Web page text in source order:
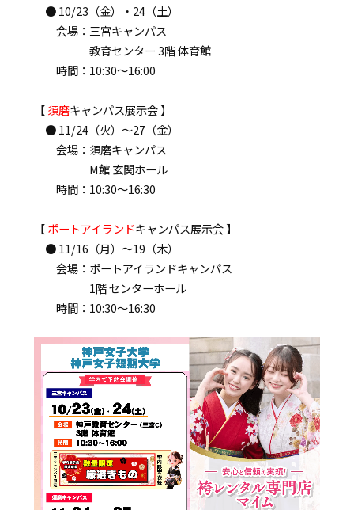
● 10/23（金）・24（土）
会場：三宮キャンパス
教育センター 3階 体育館
時間：10:30～16:00
【須磨キャンパス展示会 】
● 11/24（火）～27（金）
会場：須磨キャンパス
M館 玄関ホール
時間：10:30～16:30
【ポートアイランドキャンパス展示会 】
● 11/16（月）～19（木）
会場：ポートアイランドキャンパス
1階 センターホール
時間：10:30～16:30